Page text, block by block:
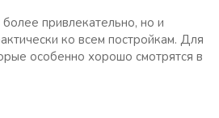
привлекательно, но и
ко всем постройкам. Для
особенно хорошо смотрятся в